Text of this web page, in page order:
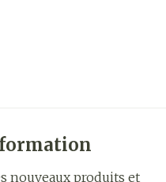
nouveaux produits et